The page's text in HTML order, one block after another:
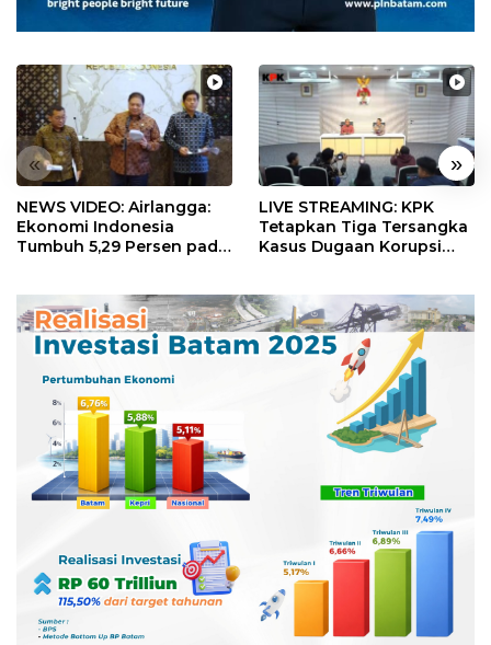
« »
NEWS VIDEO: Airlangga:
Ekonomi Indonesia
Tumbuh 5,29 Persen pada
LIVE STREAMING: KPK
Tetapkan Tiga Tersangka
Kasus Dugaan Korupsi